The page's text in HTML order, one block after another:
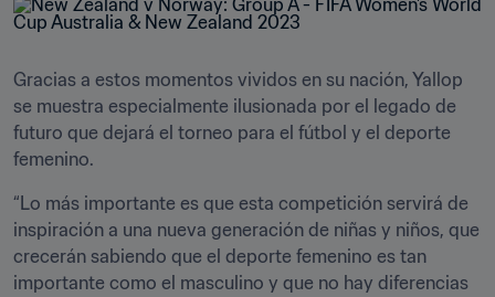
Gracias a estos momentos vividos en su nación, Yallop
se muestra especialmente ilusionada por el legado de
futuro que dejará el torneo para el fútbol y el deporte
femenino.
“Lo más importante es que esta competición servirá de
inspiración a una nueva generación de niñas y niños, que
crecerán sabiendo que el deporte femenino es tan
importante como el masculino y que no hay diferencias